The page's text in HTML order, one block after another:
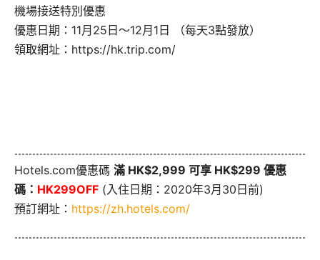
機場接送特別優惠
優惠日期：11月25日～12月1日 （每天3點發放）
領取網址：https://hk.trip.com/
Hotels.com優惠碼 滿 HK$2,999 可享 HK$299 優惠
碼： HK299OFF (入住日期：2020年3月30日前)
預訂網址： https://zh.hotels.com/